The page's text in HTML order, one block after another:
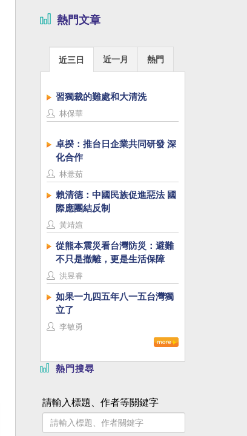
熱門文章
近三日 近一月 熱門
習獨裁的難處和大清洗
林保華
卓揆：推台日企業共同研發 深
化合作
林薏茹
賴清德：中國民族促進惡法 國
際應團結反制
黃靖媗
從熊本震災看台灣防災：避難
不只是撤離，更是生活保障
洪昱睿
如果一九四五年八一五台灣獨
立了
李敏勇
熱門搜尋
請輸入標題、作者等關鍵字